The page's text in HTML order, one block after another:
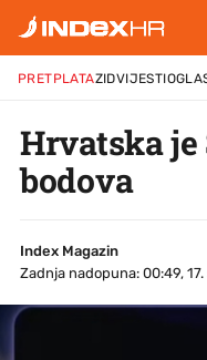
PRETPLATAZIDVIJESTI
Hrvatska je
bodova
Index Magazin
Zadnja nadopuna: 00:49,